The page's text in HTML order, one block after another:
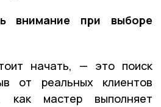
внимание при выборе
начать, — это поиск
от реальных клиентов
как мастер выполняет